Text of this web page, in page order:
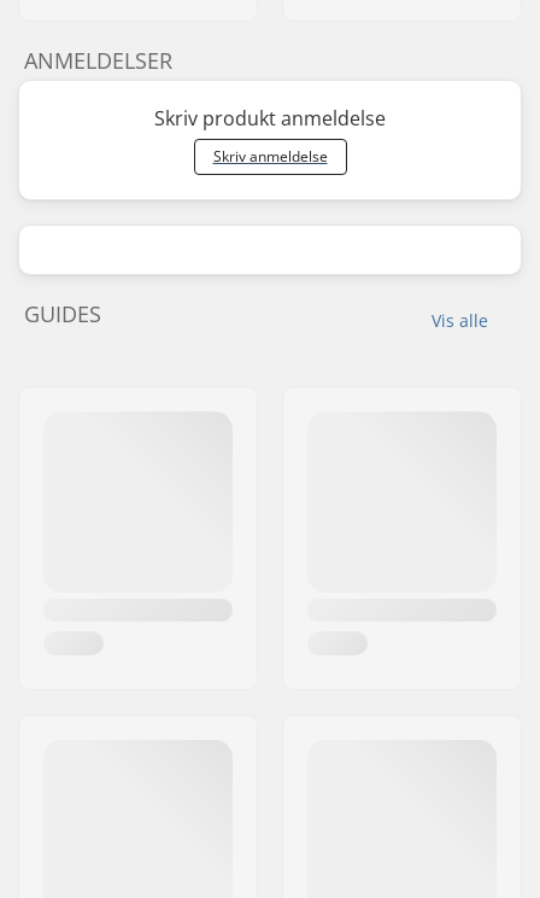
ANMELDELSER
Skriv produkt anmeldelse
Skriv anmeldelse
Vis alle
GUIDES